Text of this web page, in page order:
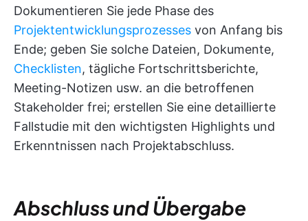
Dokumentieren Sie jede Phase des
Projektentwicklungsprozesses von Anfang bis
Ende; geben Sie solche Dateien, Dokumente,
Checklisten, tägliche Fortschrittsberichte,
Meeting-Notizen usw. an die betroffenen
Stakeholder frei; erstellen Sie eine detaillierte
Fallstudie mit den wichtigsten Highlights und
Erkenntnissen nach Projektabschluss.
Abschluss und Übergabe